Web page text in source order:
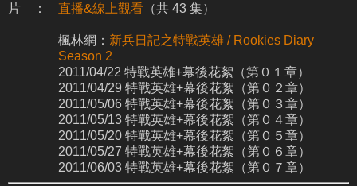
片 ：
直播&線上觀看 （共 43 集）
楓林網： 新兵日記之特戰英雄 / Rookies Diary
Season 2
2011/04/22 特戰英雄+幕後花絮（第０１章）
2011/04/29 特戰英雄+幕後花絮（第０２章）
2011/05/06 特戰英雄+幕後花絮（第０３章）
2011/05/13 特戰英雄+幕後花絮（第０４章）
2011/05/20 特戰英雄+幕後花絮（第０５章）
2011/05/27 特戰英雄+幕後花絮（第０６章）
2011/06/03 特戰英雄+幕後花絮（第０７章）